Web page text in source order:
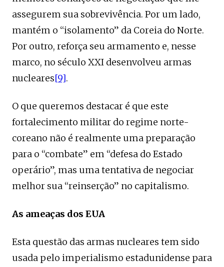
assegurem sua sobrevivência. Por um lado,
mantém o “isolamento” da Coreia do Norte.
Por outro, reforça seu armamento e, nesse
marco, no século XXI desenvolveu armas
nucleares[9].
O que queremos destacar é que este
fortalecimento militar do regime norte-
coreano não é realmente uma preparação
para o “combate” em “defesa do Estado
operário”, mas uma tentativa de negociar
melhor sua “reinserção” no capitalismo.
As ameaças dos EUA
Esta questão das armas nucleares tem sido
usada pelo imperialismo estadunidense para